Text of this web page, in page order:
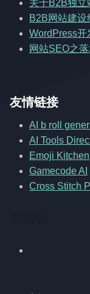
关于B2B独立
B2B网站建设
WordPress开
网站SEO之
友情链接
AI b roll
AI Tools
Emoji Kitchen
Gamecode AI
Cross Stitch